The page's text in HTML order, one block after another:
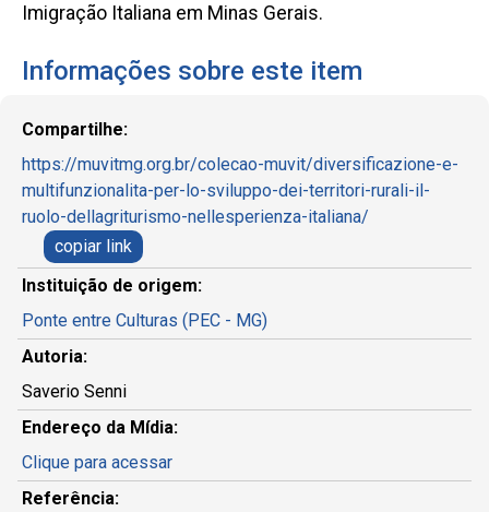
Imigração Italiana em Minas Gerais.
Informações sobre este item
Compartilhe:
https://muvitmg.org.br/colecao-muvit/diversificazione-e-
multifunzionalita-per-lo-sviluppo-dei-territori-rurali-il-
ruolo-dellagriturismo-nellesperienza-italiana/
copiar link
Instituição de origem:
Ponte entre Culturas (PEC - MG)
Autoria:
Saverio Senni
Endereço da Mídia:
Clique para acessar
Referência: